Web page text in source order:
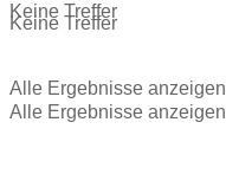
Keine Treffer
Alle Ergebnisse anzeigen
Keine Treffer
Alle Ergebnisse anzeigen